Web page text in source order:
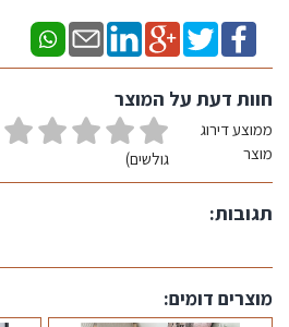
חוות דעת על המוצר
ממוצע דירוג
מוצר
גולשים)
תגובות:
מוצרים דומים: